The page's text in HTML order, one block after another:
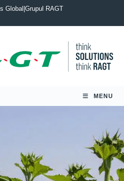
Global Grupul RAGT
MENU